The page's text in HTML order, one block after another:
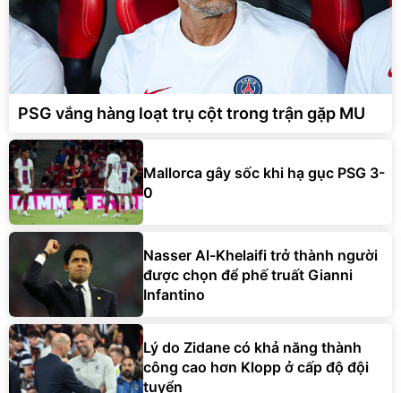
PSG vắng hàng loạt trụ cột trong trận gặp MU
Mallorca gây sốc khi hạ gục PSG 3-
0
Nasser Al-Khelaifi trở thành người
được chọn để phế truất Gianni
Infantino
Lý do Zidane có khả năng thành
công cao hơn Klopp ở cấp độ đội
tuyển